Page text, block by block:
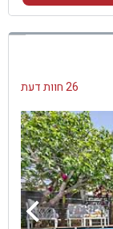
26 חוות דעת